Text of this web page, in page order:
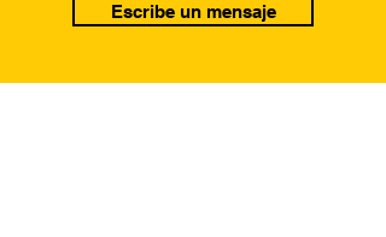
Escribe un mensaje